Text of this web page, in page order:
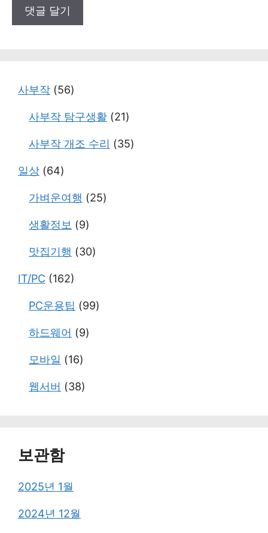
사부작 (56)
사부작 탐구생활 (21)
사부작 개조 수리 (35)
일상 (64)
가벼운여행 (25)
생활정보 (9)
맛집기행 (30)
IT/PC (162)
PC운용팁 (99)
하드웨어 (9)
모바일 (16)
웹서버 (38)
보관함
2025년 1월
2024년 12월